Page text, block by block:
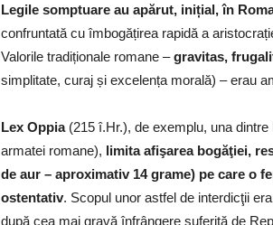
Legile somptuare au apărut, inițial, în
confruntată cu îmbogățirea rapidă a
Valorile tradiționale romane –gravitas,
simplitate, curaj și excelența morală) – erau
Lex Oppia(215 î.Hr.), de exemplu, una
armatei romane), limita afişarea bogăţiei,
de aur – aproximativ 14 grame) pe care o
ostentativ. Scopul unor astfel de interdicţii
după cea mai gravă înfrângere suferită de